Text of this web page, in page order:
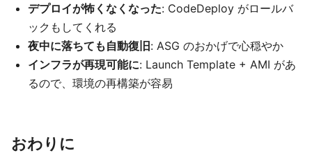
デプロイが怖くなくなった: CodeDeploy がロールバ
ックもしてくれる
夜中に落ちても自動復旧: ASG のおかげで心穏やか
インフラが再現可能に: Launch Template + AMI があ
るので、環境の再構築が容易
おわりに